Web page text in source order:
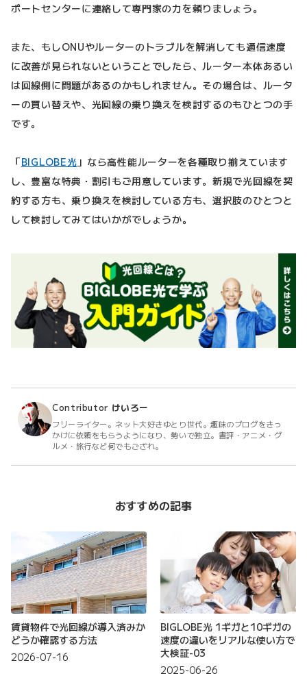
ポートセンターに連絡して専門家の力を頼りましょう。
また、もしONUやルーターのトラブルを解消しても通信速度
に改善が見られないということでしたら、ルーター本体あるい
は回線側に問題があるのかもしれません。その場合は、ルータ
ーの買い替えや、光回線の乗り換えを検討するのもひとつの手
です。
「BIGLOBE光 」なら高性能ルーターを各種取り揃えています
し、豊富な特典・割引もご用意しています。新規で光回線を契
約する方も、乗り換えを検討している方も、選択肢のひとつと
して検討してみてはいかがでしょうか。
Contributor けいろー
フリーライター。ネット大好きゆとり世代。趣味のブログをきっ
かけに依頼をもらうようになり、勢いで独立。書評・アニメ・グ
ルメ・旅行など何でもござれ。
おすすめの記事
賃貸物件で光回線が導入済みか
どうか確認する方法
2026-07-16
BIGLOBE光 1ギガと10ギガの
速度の違いをリアルな使い方で
大検証-03
2025-06-26